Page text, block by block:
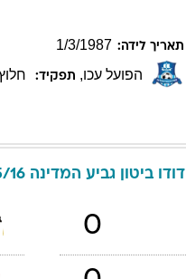
תאריך לידה: 1/3/1987
הפועל עכו, תפקיד:
דודו ביטון גביע המדינה 2015/16
0